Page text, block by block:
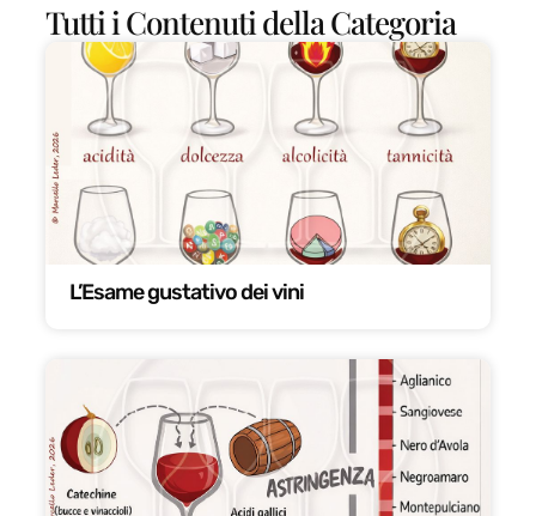
Tutti i Contenuti della Categoria
L’Esame gustativo dei vini